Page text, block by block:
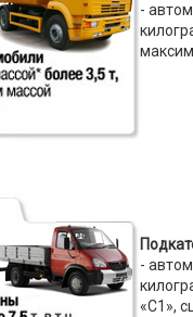
-
-
«C1»,